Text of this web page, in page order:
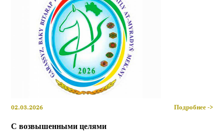
02.03.2026 Подробнее ->
С возвышенными целями